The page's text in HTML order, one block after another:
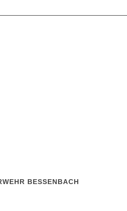
BESSENBACH